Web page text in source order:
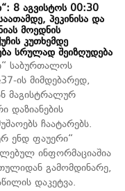
8 აგვისტოს 00:30
პეკინისა და
მოედნის
კუთხემდე
სრულად შეიზღუდება
საბურთალოს
ის მიმდებარედ,
მაგისტრალურ
დაზიანების
ჩაატარებს.
ენდ ფაუერი“
ინფორმაციაშია
გამომდინარე,
დაკეტვა.